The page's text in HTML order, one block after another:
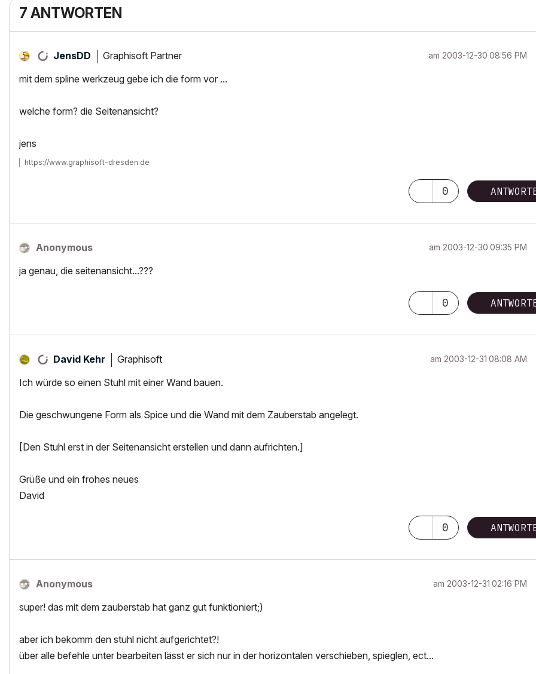
7 ANTWORTEN
JensDD Graphisoft Partner am ‎2003-12-30 08:56 PM
mit dem spline werkzeug gebe ich die form vor ...
welche form? die Seitenansicht?
jens
https://www.graphisoft-dresden.de
0
Anonymous am ‎2003-12-30 09:35 PM
ja genau, die seitenansicht...???
0
David Kehr Graphisoft am ‎2003-12-31 08:08 AM
Ich würde so einen Stuhl mit einer Wand bauen.
Die geschwungene Form als Spice und die Wand mit dem Zauberstab angelegt.
[Den Stuhl erst in der Seitenansicht erstellen und dann aufrichten.]
Grüße und ein frohes neues
David
0
Anonymous am ‎2003-12-31 02:16 PM
super! das mit dem zauberstab hat ganz gut funktioniert;)
aber ich bekomm den stuhl nicht aufgerichtet?!
über alle befehle unter bearbeiten lässt er sich nur in der horizontalen verschieben, spieglen, ect...